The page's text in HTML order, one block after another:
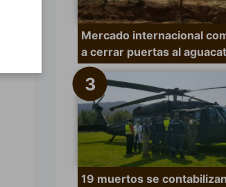
Mercado internacional
a cerrar puertas al
19 muertos se contabilizan